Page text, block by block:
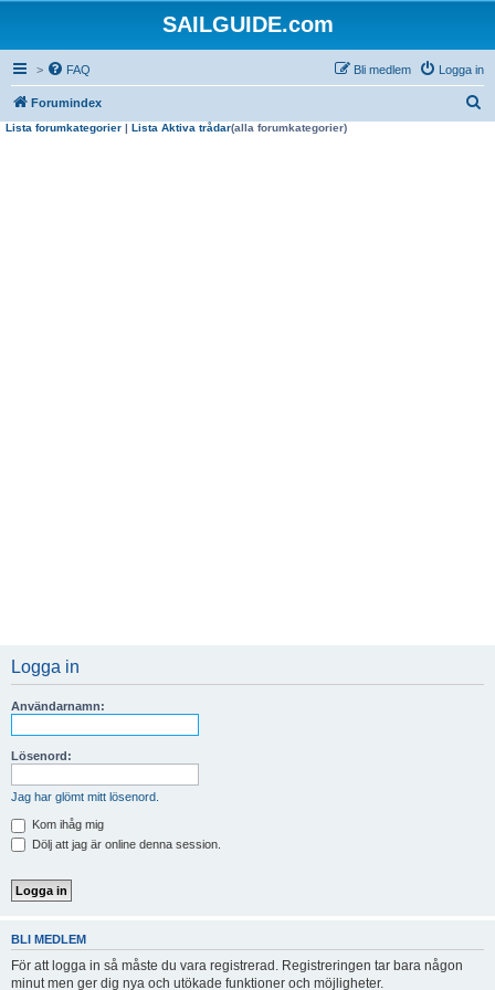
SAILGUIDE.com
> FAQ Logga in
Bli medlem
Forumindex
Lista forumkategorier | Lista Aktiva trådar(alla forumkategorier)
Logga in
Användarnamn:
Lösenord:
Jag har glömt mitt lösenord.
Kom ihåg mig
Dölj att jag är online denna session.
BLI MEDLEM
För att logga in så måste du vara registrerad. Registreringen tar bara någon
minut men ger dig nya och utökade funktioner och möjligheter.